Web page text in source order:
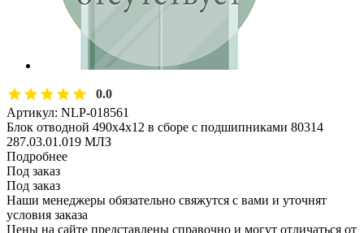
0.0
Артикул: NLP-018561
Блок отводной 490х4х12 в сборе с подшипниками 80314
287.03.01.019 МЛЗ
Подробнее
Под заказ
Под заказ
Наши менеджеры обязательно свяжутся с вами и уточнят
условия заказа
Цены на сайте представлены справочно и могут отличаться от